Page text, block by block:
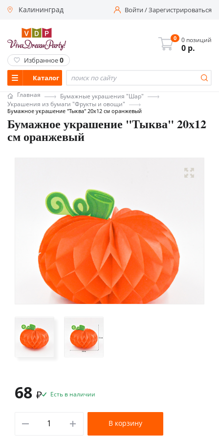
Калининград Войти/Зарегистрироваться
Каталог
0 0 позиций
0 р.
Избранное0
Главная
Бумажные украшения "Шар"
Украшения из бумаги "Фрукты и овощи"
Бумажное украшение "Тыква" 20х12 см оранжевый
Бумажное украшение "Тыква" 20х12
см оранжевый
68 ₽ Есть в наличии
В корзину